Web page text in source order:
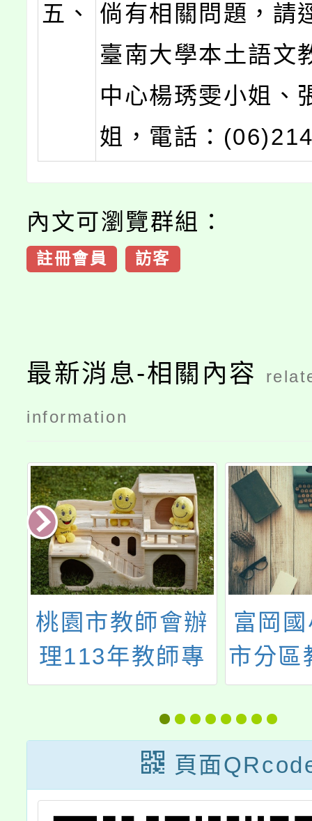
五、
倘有相關問題，請
臺南大學本土語文
中心楊琇雯小姐、
姐，電話：
內文可瀏覽群組：
註冊會員 訪客
最新消息-相關內容
information
桃園市教師會辦
理113年教師專
業發展研習計畫
富岡
市分區
楊梅
環
頁面